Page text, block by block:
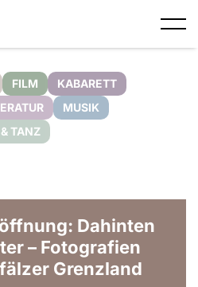
FILM
KABARETT
MUSIK
TANZ
Dahinten
– Fotografien
Grenzland